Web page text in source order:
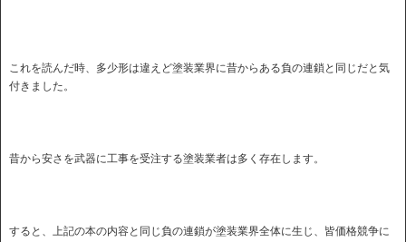
これを読んだ時、多少形は違えど塗装業界に昔からある負の連鎖と同じだと気
付きました。
昔から安さを武器に工事を受注する塗装業者は多く存在します。
すると、上記の本の内容と同じ負の連鎖が塗装業界全体に生じ、皆価格競争に